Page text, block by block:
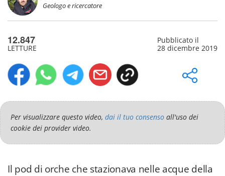
Geologo e ricercatore
12.847
LETTURE
Pubblicato il
28 dicembre 2019
Per visualizzare questo video, dai il tuo consenso all'uso dei
cookie dei provider video.
Il pod di orche che stazionava nelle acque della